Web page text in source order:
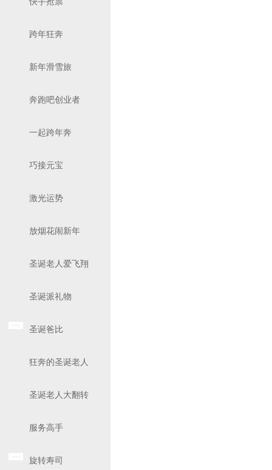
跨年狂奔
新年滑雪旅
奔跑吧创业者
一起跨年奔
巧接元宝
激光运势
放烟花闹新年
圣诞老人爱飞翔
圣诞派礼物
圣诞爸比
狂奔的圣诞老人
圣诞老人大翻转
服务高手
旋转寿司